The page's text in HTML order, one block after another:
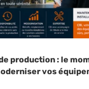
production : le
vos